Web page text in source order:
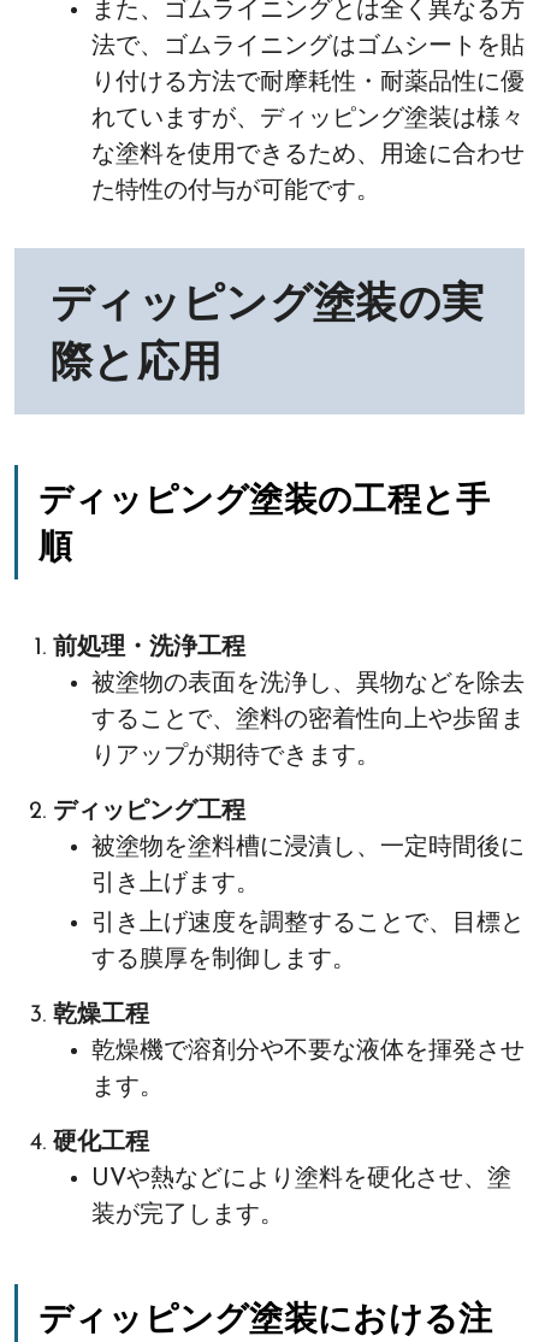
また、ゴムライニングとは全く異なる方
法で、ゴムライニングはゴムシートを貼
り付ける方法で耐摩耗性・耐薬品性に優
れていますが、ディッピング塗装は様々
な塗料を使用できるため、用途に合わせ
た特性の付与が可能です。
ディッピング塗装の実
際と応用
ディッピング塗装の工程と手
順
前処理・洗浄工程
被塗物の表面を洗浄し、異物などを除去
することで、塗料の密着性向上や歩留ま
りアップが期待できます。
ディッピング工程
被塗物を塗料槽に浸漬し、一定時間後に
引き上げます。
引き上げ速度を調整することで、目標と
する膜厚を制御します。
乾燥工程
乾燥機で溶剤分や不要な液体を揮発させ
ます。
硬化工程
UVや熱などにより塗料を硬化させ、塗
装が完了します。
ディッピング塗装における注